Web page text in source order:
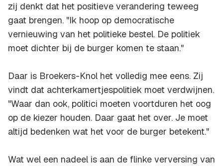
zij denkt dat het positieve verandering teweeg
gaat brengen. "Ik hoop op democratische
vernieuwing van het politieke bestel. De politiek
moet dichter bij de burger komen te staan."
Daar is Broekers-Knol het volledig mee eens. Zij
vindt dat achterkamertjespolitiek moet verdwijnen.
"Waar dan ook, politici moeten voortduren het oog
op de kiezer houden. Daar gaat het over. Je moet
altijd bedenken wat het voor de burger betekent."
Wat wel een nadeel is aan de flinke verversing van